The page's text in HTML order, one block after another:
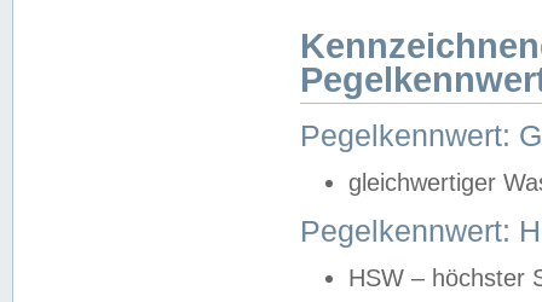
Pegelkennwert:
gleichwertiger
Pegelkennwert:
HSW – höchster